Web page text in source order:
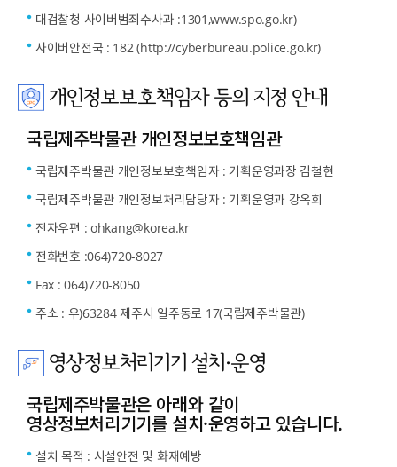
대검찰청 사이버범죄수사과 :1301,www.spo.go.kr)
사이버안전국 : 182 (http://cyberbureau.police.go.kr)
개인정보보호책임자 등의 지정 안내
국립제주박물관 개인정보보호책임관
국립제주박물관 개인정보보호책임자 : 기획운영과장 김철현
국립제주박물관 개인정보처리담당자 : 기획운영과 강옥희
전자우편 : ohkang@korea.kr
전화번호 :064)720-8027
Fax : 064)720-8050
주소 : 우)63284 제주시 일주동로 17(국립제주박물관)
영상정보처리기기 설치·운영
국립제주박물관은 아래와 같이
영상정보처리기기를 설치·운영하고 있습니다.
설치 목적 : 시설안전 및 화재예방